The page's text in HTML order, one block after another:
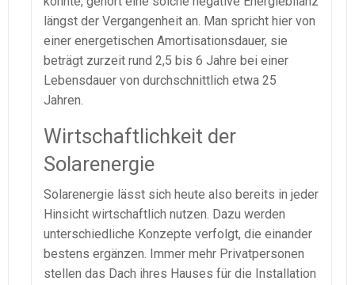
längst der Vergangenheit an. Man spricht hier von
einer energetischen Amortisationsdauer, sie
beträgt zurzeit rund 2,5 bis 6 Jahre bei einer
Lebensdauer von durchschnittlich etwa 25
Jahren.
Wirtschaftlichkeit der
Solarenergie
Solarenergie lässt sich heute also bereits in jeder
Hinsicht wirtschaftlich nutzen. Dazu werden
unterschiedliche Konzepte verfolgt, die einander
bestens ergänzen. Immer mehr Privatpersonen
stellen das Dach ihres Hauses für die Installation